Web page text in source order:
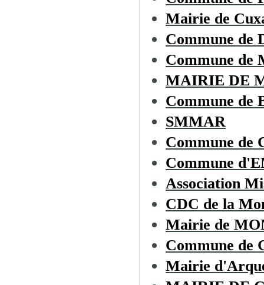
Mairie de
Commune de
Commune de
MAIRIE DE
Commune de
SMMAR
Commune de
Commune
Association
CDC de la
Mairie de
Commune de
Mairie